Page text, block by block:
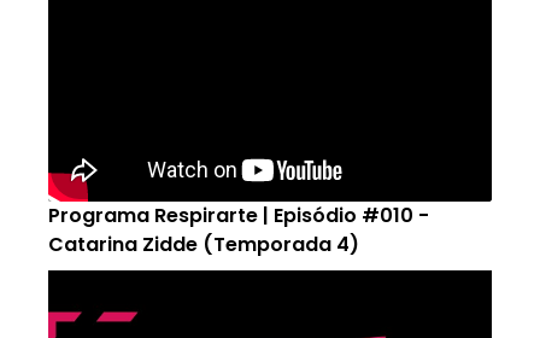
Programa Respirarte | Episódio #010 -
Catarina Zidde (Temporada 4)